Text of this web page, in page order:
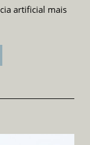
artificial mais